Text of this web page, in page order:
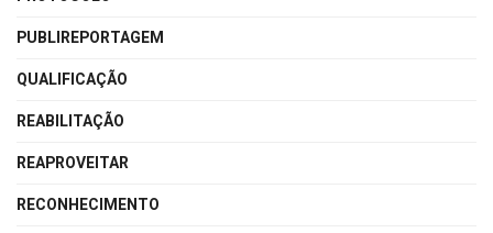
PUBLIREPORTAGEM
QUALIFICAÇÃO
REABILITAÇÃO
REAPROVEITAR
RECONHECIMENTO